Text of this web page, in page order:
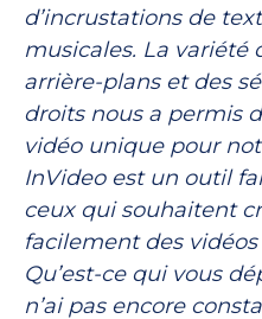
d’incrustations de
musicales. La variété
arrière-plans et des
droits nous a permis
vidéo unique pour
InVideo est un outil
ceux qui souhaitent
facilement des vidéos
Qu’est-ce qui vous
n’ai pas encore